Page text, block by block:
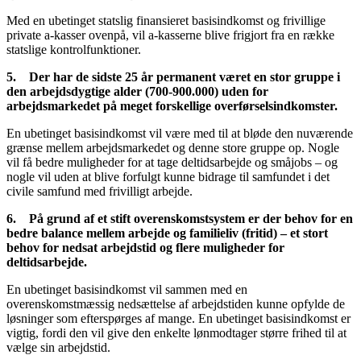
Med en ubetinget statslig finansieret basisindkomst og frivillige
private a-kasser ovenpå, vil a-kasserne blive frigjort fra en række
statslige kontrolfunktioner.
5. Der har de sidste 25 år permanent været en stor gruppe i
den arbejdsdygtige alder (700-900.000) uden for
arbejdsmarkedet på meget forskellige overførselsindkomster.
En ubetinget basisindkomst vil være med til at bløde den nuværende
grænse mellem arbejdsmarkedet og denne store gruppe op. Nogle
vil få bedre muligheder for at tage deltidsarbejde og småjobs – og
nogle vil uden at blive forfulgt kunne bidrage til samfundet i det
civile samfund med frivilligt arbejde.
6. På grund af et stift overenskomstsystem er der behov for en
bedre balance mellem arbejde og familieliv (fritid) – et stort
behov for nedsat arbejdstid og flere muligheder for
deltidsarbejde.
En ubetinget basisindkomst vil sammen med en
overenskomstmæssig nedsættelse af arbejdstiden kunne opfylde de
løsninger som efterspørges af mange. En ubetinget basisindkomst er
vigtig, fordi den vil give den enkelte lønmodtager større frihed til at
vælge sin arbejdstid.